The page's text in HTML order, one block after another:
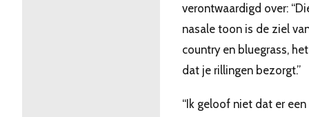
verontwaardigd over:
nasale toon is de ziel
country en bluegrass,
dat je rillingen bezorgt.”
“Ik geloof niet dat er een